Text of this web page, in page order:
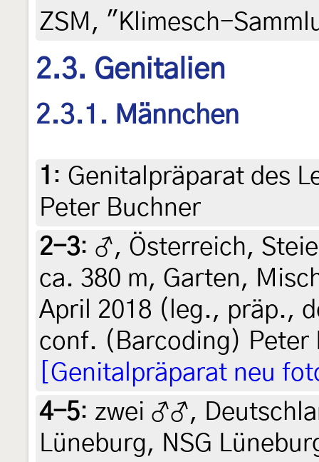
ZSM, "Klimesch-
2.3. Genitalien
2.3.1. Männchen
1 : Genitalpräparat des
Peter Buchner
2-3: ♂, Österreich,
ca. 380 m, Garten,
April 2018 (leg., präp.,
conf. (Barcoding) Peter
[Genitalpräparat neu
4-5: zwei ♂♂,
Lüneburg, NSG